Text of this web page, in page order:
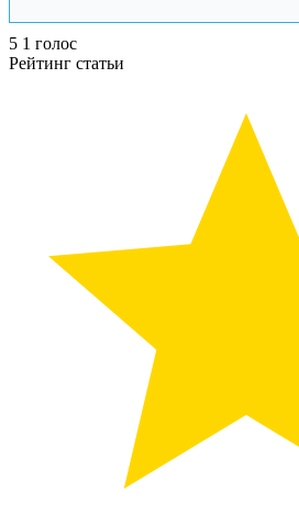
5 1 голос
Рейтинг статьи